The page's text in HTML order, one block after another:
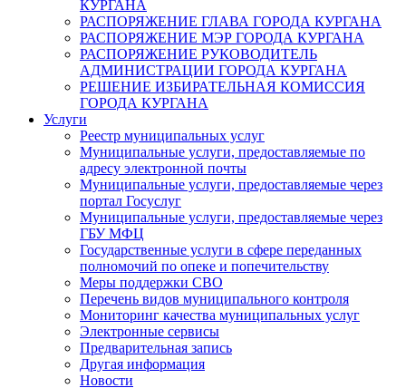
КУРГАНА
РАСПОРЯЖЕНИЕ ГЛАВА ГОРОДА КУРГАНА
РАСПОРЯЖЕНИЕ МЭР ГОРОДА КУРГАНА
РАСПОРЯЖЕНИЕ РУКОВОДИТЕЛЬ
АДМИНИСТРАЦИИ ГОРОДА КУРГАНА
РЕШЕНИЕ ИЗБИРАТЕЛЬНАЯ КОМИССИЯ
ГОРОДА КУРГАНА
Услуги
Реестр муниципальных услуг
Муниципальные услуги, предоставляемые по
адресу электронной почты
Муниципальные услуги, предоставляемые через
портал Госуслуг
Муниципальные услуги, предоставляемые через
ГБУ МФЦ
Государственные услуги в сфере переданных
полномочий по опеке и попечительству
Меры поддержки СВО
Перечень видов муниципального контроля
Мониторинг качества муниципальных услуг
Электронные сервисы
Предварительная запись
Другая информация
Новости